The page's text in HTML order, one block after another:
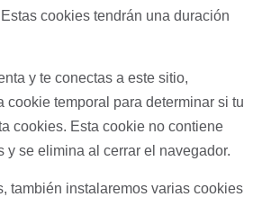
cookies tendrán una duración
y te conectas a este sitio,
cookie temporal para determinar si tu
cookies. Esta cookie no contiene
y se elimina al cerrar el navegador.
también instalaremos varias cookies